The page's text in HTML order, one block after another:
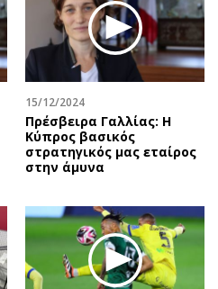
15/12/2024
Πρέσβειρα Γαλλίας: Η
Κύπρος βασικός
στρατηγικός μας εταίρος
στην άμυνα